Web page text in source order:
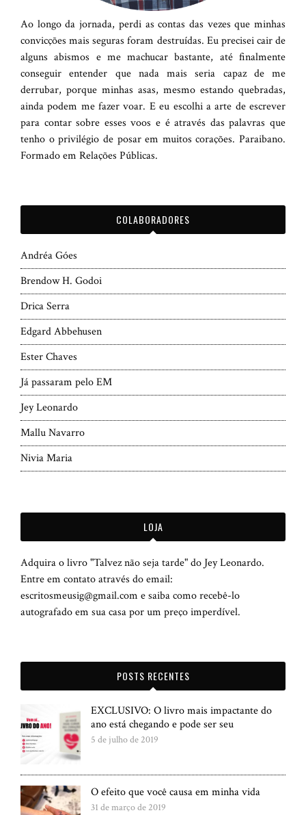
Ao longo da jornada, perdi as contas das vezes que minhas
convicções mais seguras foram destruídas. Eu precisei cair de
alguns abismos e me machucar bastante, até finalmente
conseguir entender que nada mais seria capaz de me
derrubar, porque minhas asas, mesmo estando quebradas,
ainda podem me fazer voar. E eu escolhi a arte de escrever
para contar sobre esses voos e é através das palavras que
tenho o privilégio de posar em muitos corações. Paraibano.
Formado em Relações Públicas.
COLABORADORES
Andréa Góes
Brendow H. Godoi
Drica Serra
Edgard Abbehusen
Ester Chaves
Já passaram pelo EM
Jey Leonardo
Mallu Navarro
Nivia Maria
LOJA
Adquira o livro "Talvez não seja tarde" do Jey Leonardo.
Entre em contato através do email:
escritosmeusig@gmail.com e saiba como recebê-lo
autografado em sua casa por um preço imperdível.
POSTS RECENTES
EXCLUSIVO: O livro mais impactante do
ano está chegando e pode ser seu
5 de julho de 2019
O efeito que você causa em minha vida
31 de março de 2019